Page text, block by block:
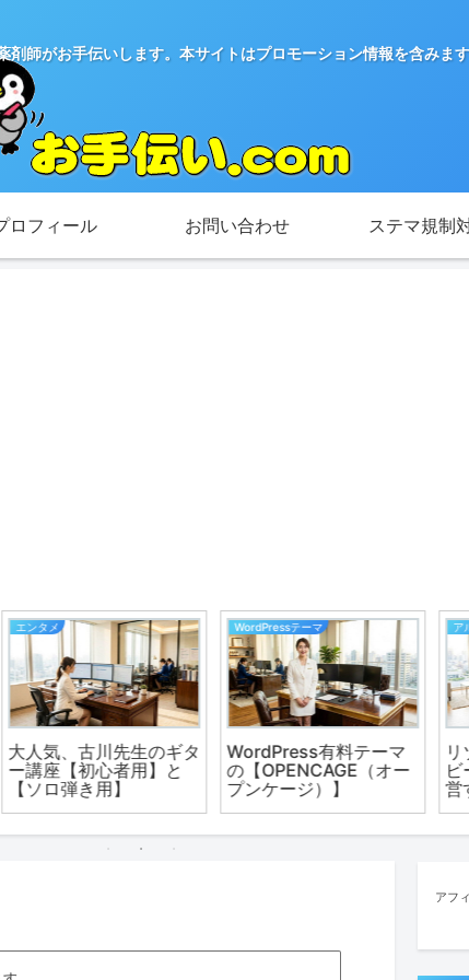
剤師がお手伝いします。本サイトはプロモーション情報を含みます
ロフィール お問い合わせ ステマ規制
デイバイデイ（人生の散歩道）
興味深い鳥で、
的な習性が注目
ます。
薬剤師さんの転職
薬剤師が退職を伝えるタ
イミングについて
生活
『クレカリ
物件を限定
レジット
いシステム
アフ